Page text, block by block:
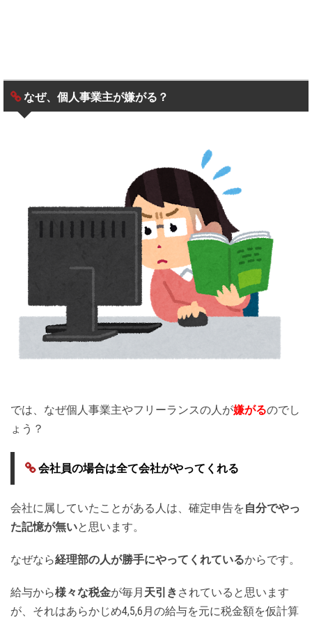
なぜ、個人事業主が嫌がる？
では、なぜ個人事業主やフリーランスの人が嫌がるのでし
ょう？
会社員の場合は全て会社がやってくれる
会社に属していたことがある人は、確定申告を自分でやっ
た記憶が無いと思います。
なぜなら経理部の人が勝手にやってくれているからです。
給与から様々な税金が毎月 天引き されていると思います
が、それはあらかじめ4,5,6月の給与を元に税金額を仮計算